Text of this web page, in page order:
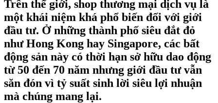
Trên thế giới, shop thương mại dịch vụ là
một khái niệm khá phổ biến đối với giới
đầu tư. Ở những thành phố siêu đắt đỏ
như Hong Kong hay Singapore, các bất
động sản này có thời hạn sở hữu dao động
từ 50 đến 70 năm nhưng giới đầu tư vẫn
săn đón vì tỷ suất sinh lời siêu lợi nhuận
mà chúng mang lại.